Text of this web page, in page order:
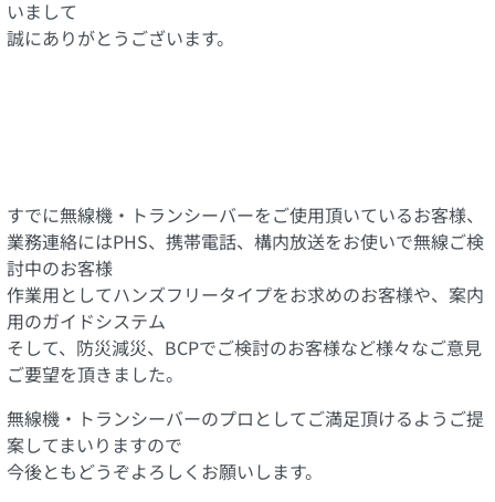
いまして
誠にありがとうございます。
すでに無線機・トランシーバーをご使用頂いているお客様、
業務連絡にはPHS、携帯電話、構内放送をお使いで無線ご検
討中のお客様
作業用としてハンズフリータイプをお求めのお客様や、案内
用のガイドシステム
そして、防災減災、BCPでご検討のお客様など様々なご意見
ご要望を頂きました。
無線機・トランシーバーのプロとしてご満足頂けるようご提
案してまいりますので
今後ともどうぞよろしくお願いします。